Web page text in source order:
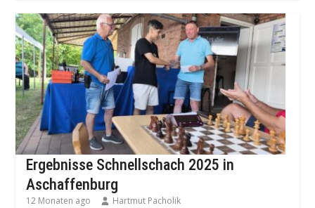
Ergebnisse Schnellschach 2025 in
Aschaffenburg
12 Monaten ago Hartmut Pacholik